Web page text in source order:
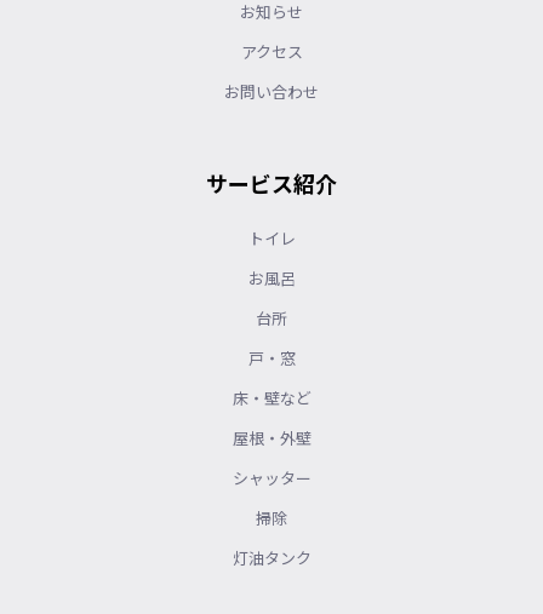
お知らせ
アクセス
お問い合わせ
サービス紹介
トイレ
お風呂
台所
戸・窓
床・壁など
屋根・外壁
シャッター
掃除
灯油タンク